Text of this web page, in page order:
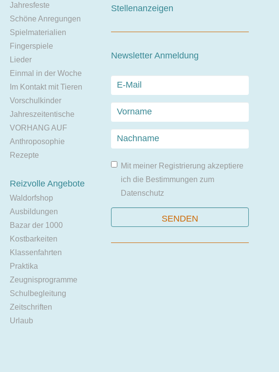
Jahresfeste
Schöne Anregungen
Spielmaterialien
Fingerspiele
Lieder
Einmal in der Woche
Im Kontakt mit Tieren
Vorschulkinder
Jahreszeitentische
VORHANG AUF
Anthroposophie
Rezepte
Reizvolle Angebote
Waldorfshop
Ausbildungen
Bazar der 1000
Kostbarkeiten
Klassenfahrten
Praktika
Zeugnisprogramme
Schulbegleitung
Zeitschriften
Urlaub
Stellenanzeigen
Newsletter Anmeldung
Mit meiner Registrierung akzeptiere
ich die Bestimmungen zum
Datenschutz